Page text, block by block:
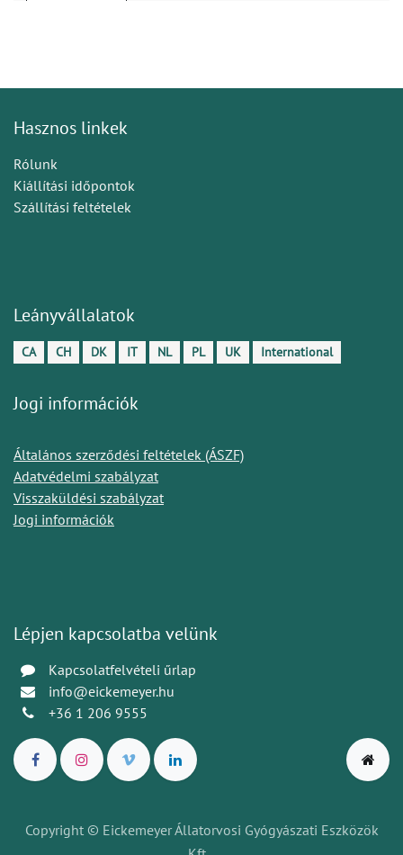
Hasznos linkek
Rólunk
Kiállítási időpontok
Szállítási feltételek
Leányvállalatok
CA CH DK IT NL PL UK International
Jogi információk
Általános szerződési feltételek (ÁSZF)
Adatvédelmi szabályzat
Visszaküldési szabályzat
Jogi információk
Lépjen kapcsolatba velünk
Kapcsolatfelvételi űrlap
info@eickemeyer.hu
+36 1 206 9555
Copyright © Eickemeyer Állatorvosi Gyógyászati Eszközök